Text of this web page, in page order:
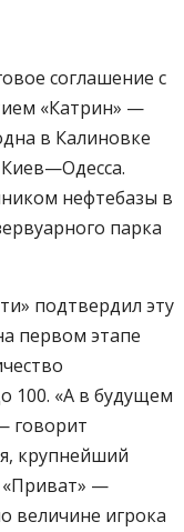
соглашение с
«Катрин» —
в Калиновке
Киев—Одесса.
нефтебазы в
парка
подтвердил эту
первом этапе
100. «А в будущем
говорит
крупнейший
«Приват» —
величине игрока